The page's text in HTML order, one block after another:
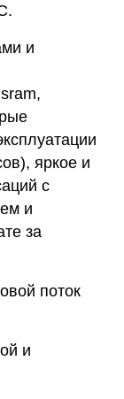
и
яркое и
с
и
за
поток
и